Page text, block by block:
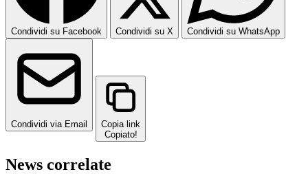
Condividi su Facebook Condividi su X Condividi su WhatsApp
Condividi via Email
Copia link
Copiato!
News correlate